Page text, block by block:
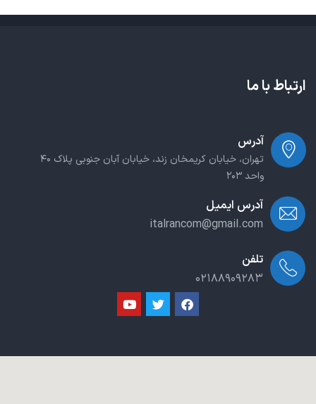
ارتباط با ما
آدرس
تهران، خیابان کریمخان زند، خیابان آبان جنوبی پلاک ۴۰
واحد ۲۰۳
آدرس ایمیل
italrancom@gmail.com
تلفن
۰۲۱۸۸۹۰۹۲۸۳